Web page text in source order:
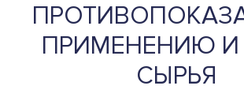
ПРИМЕНЕНИЮ И
СЫРЬЯ